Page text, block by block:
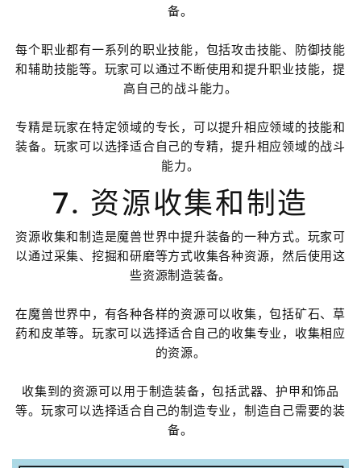
备。
每个职业都有一系列的职业技能，包括攻击技能、防御技能
和辅助技能等。玩家可以通过不断使用和提升职业技能，提
高自己的战斗能力。
专精是玩家在特定领域的专长，可以提升相应领域的技能和
装备。玩家可以选择适合自己的专精，提升相应领域的战斗
能力。
7. 资源收集和制造
资源收集和制造是魔兽世界中提升装备的一种方式。玩家可
以通过采集、挖掘和研磨等方式收集各种资源，然后使用这
些资源制造装备。
在魔兽世界中，有各种各样的资源可以收集，包括矿石、草
药和皮革等。玩家可以选择适合自己的收集专业，收集相应
的资源。
收集到的资源可以用于制造装备，包括武器、护甲和饰品
等。玩家可以选择适合自己的制造专业，制造自己需要的装
备。